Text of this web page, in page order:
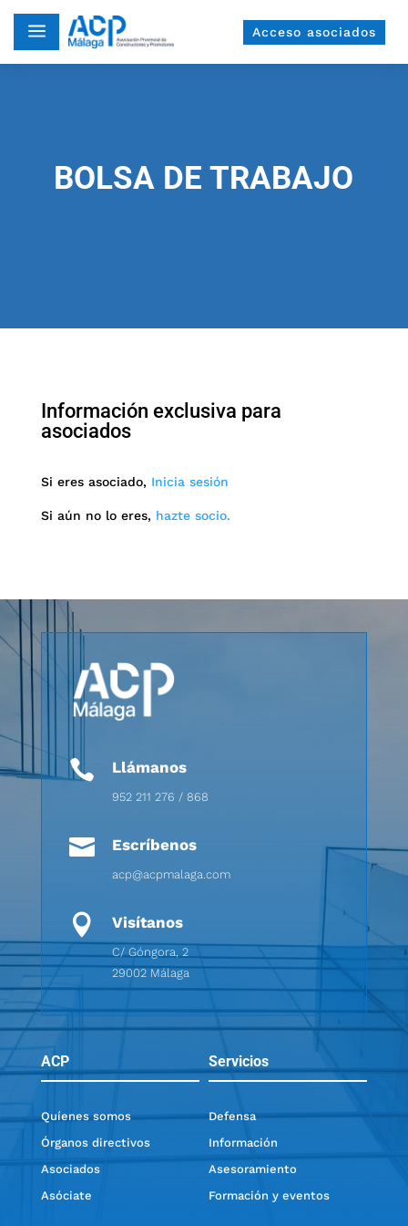
a Acceso asociados
BOLSA DE TRABAJO
Información exclusiva para
asociados
Si eres asociado, Inicia sesión
Si aún no lo eres, hazte socio.
 Llámanos
952 211 276 / 868
 Escríbenos
acp@acpmalaga.com
 Visítanos
C/ Góngora, 2
29002 Málaga
ACP Servicios
Quíenes somos
Órganos directivos
Asociados
Asóciate
Defensa
Información
Asesoramiento
Formación y eventos